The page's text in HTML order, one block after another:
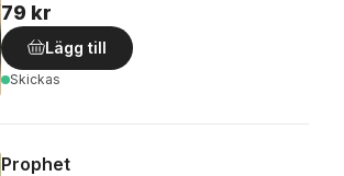
79 kr
Lägg till
Skickas
Prophet